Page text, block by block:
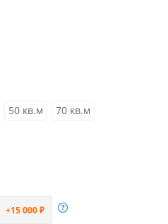
50 кв.м 70 кв.м
+15 000 ₽